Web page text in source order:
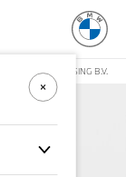
B.V.